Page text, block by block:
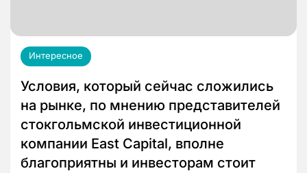
Интересное
Условия, который сейчас сложились
на рынке, по мнению представителей
стокгольмской инвестиционной
компании East Capital, вполне
благоприятны и инвесторам стоит